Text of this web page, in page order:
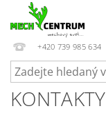
+420 739 985 634
KONTAKTY